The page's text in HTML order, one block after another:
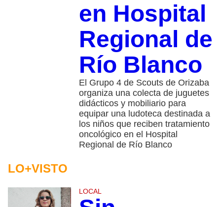
en Hospital
Regional de
Río Blanco
El Grupo 4 de Scouts de Orizaba
organiza una colecta de juguetes
didácticos y mobiliario para
equipar una ludoteca destinada a
los niños que reciben tratamiento
oncológico en el Hospital
Regional de Río Blanco
LO+VISTO
LOCAL